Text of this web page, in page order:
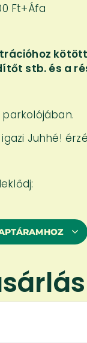
Ft+Áfa
stb. és a
parkolójában.
Juhhé!